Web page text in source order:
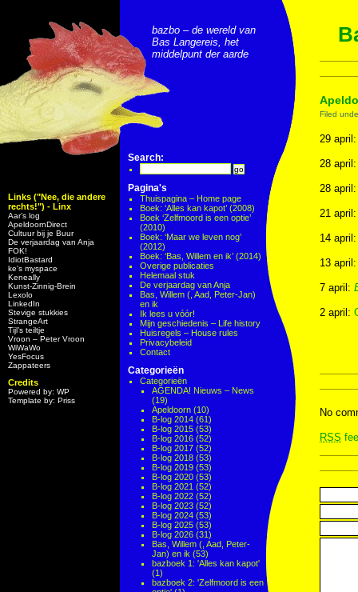
Links ("Nee, die andere
rechts!") - Linx
Aar’s log
ApeldoornDirect
Cultuur bij je Buur
De verjaardag van Anja
FOK!
IdiotBastard
ke's myspace
Keneally
Kunst-Zinnig-Brein
Lexolo
LinkedIn
Stevige stukkies
StrangeArt
Tijl’s teiltje
Vroon – Peter Vroon
WiWaWo
YesFocus
Zappateers
Credits
Powered by: WP
Template by: Priss
bazbo – de wereld van
Bas Langereis, het
middelpunt der aarde
Search:
Pagina's
Thuispagina – Home page
Boek: ‘Alles kan kapot’ (2008)
Boek ‘Zelfmoord is een optie’
(2010)
Boek: ‘Maar we leven nog’
(2012)
Boek: ‘Bas, Willem en ik’ (2014)
Overige publicaties
Helemaal stuk
De verjaardag van Anja
Bas, Willem (, Aad, Peter-Jan)
en ik
Ik lees u vóór!
Mijn geschiedenis – Life history
Huisregels – House rules
Privacybeleid
Contact
Categorieën
Categorieën
AGENDA! Nieuws – News
(19)
Apeldoorn (10)
B-log 2014 (61)
B-log 2015 (53)
B-log 2016 (52)
B-log 2017 (52)
B-log 2018 (53)
B-log 2019 (53)
B-log 2020 (53)
B-log 2021 (52)
B-log 2022 (52)
B-log 2023 (52)
B-log 2024 (53)
B-log 2025 (53)
B-log 2026 (31)
Bas, Willem (, Aad, Peter-
Jan) en ik (53)
bazboek 1: 'Alles kan kapot'
(1)
bazboek 2: 'Zelfmoord is een
Filed
29
28
28
21
14
13
7 april:
2 april:
No
RSS